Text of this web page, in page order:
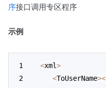
序接口调用专区程序
示例
<xml>
<ToUserName><